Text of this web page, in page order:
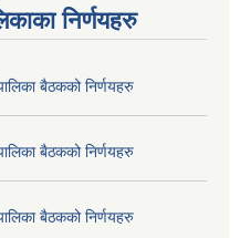
निर्णयहरु
बैठकको निर्णयहरु
बैठकको निर्णयहरु
बैठकको निर्णयहरु